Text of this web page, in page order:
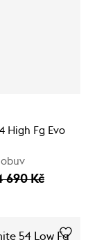
High Fg Evo
obuv
690 Kč